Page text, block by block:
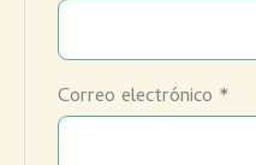
Correo electrónico *